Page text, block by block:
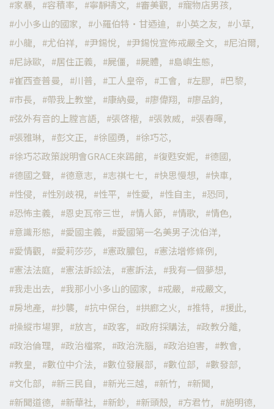
家暴 容積率 寧靜禱文 審美觀
寵物店男孩
小小多山的國家
小羅伯特·甘迺迪 小英之友
小草
小龍
尤伯祥 尹錫悅 尹錫悅宣佈戒嚴全文
尼泊爾
尼詠歐
居住正義 屍僵 屍體
島嶼生態
崔西查普曼
川普 工人皇帝 工會 左膠
巴黎
市長
帶我上教堂 康納曼 廖偉翔
廖品鈞
弦外有音的上膛言語
張啓楷 張敦威
張春暉
張雅琳
彭文正 徐國勇
徐巧芯
徐巧芯政策說明會GRACE來踢館
復甦安妮
德國
德國之聲
德意志 志祺七七 快思慢想
快車
性侵
性別歧視 性平 性愛 性自主
恐同
恐怖主義
恩史瓦帝三世 情人節 情歌
情色
意識形態
愛國主義
愛國第一名美男子沈伯洋
愛情觀
愛莉莎莎 憲政膿包
憲法增修條例
憲法法庭
憲法訴訟法 憲訴法
我有一個夢想
我走出去
我那小小多山的國家 戒嚴
戒嚴文
房地產
抄襲 抗中保台 拱廊之火 推特
援此
操縱市場罪
放言 政客 政府採購法
政教分離
政治倫理
政治檔案 政治洗腦 政治迫害
教會
教皇
數位中介法 數位發展部 數位部
數發部
文化部
新三民自 新光三越 新竹
新聞
新聞道德
新華社 新鈔 新頭殼 方君竹
施明德